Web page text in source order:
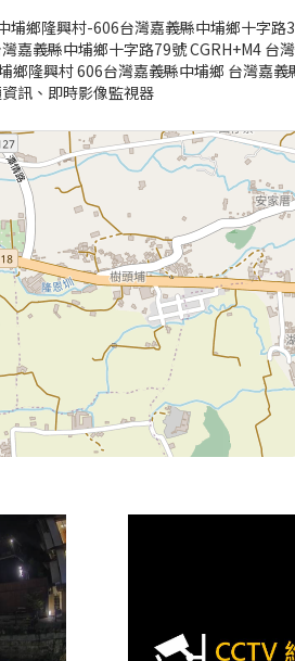
埔鄉隆興村-606台灣嘉義縣中埔鄉十字
嘉義縣中埔鄉十字路79號 CGRH+M4 台
鄉隆興村 606台灣嘉義縣中埔鄉 台灣嘉
訊、即時影像監視器